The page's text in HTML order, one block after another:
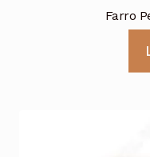
Farro